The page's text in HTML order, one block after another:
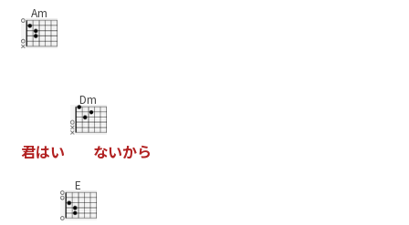
Am
君はい
Dm
ないから
E